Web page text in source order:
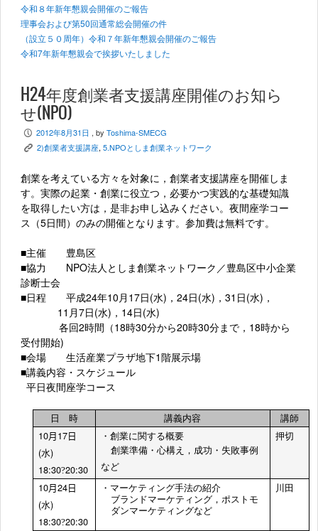
令和８年新年懇親会開催のご報告
理事会および第50回通常総会開催の件
（設立５０周年）令和７年新年懇親会開催のご報告
令和7年新年懇親会で挨拶いたしました
H24年度創業者支援講座開催のお知ら
せ(NPO)
P 2012年8月31日 , by Toshima-SMECG
K 2)創業者支援講座, 5.NPOとしま創業ネットワーク
創業を考えている方々を対象に，創業者支援講座を開催しま
す。実際の起業・創業に役立つ，必要かつ実践的な基礎知識
を取得したい方は，是非お申し込みください。夜間座学コー
ス（5日間）のみの開催となります。参加費は無料です。
■主催 豊島区
■協力 NPO法人としま創業ネットワーク／豊島区中小企業
診断士会
■日程 平成24年10月17日(水)，24日(水)，31日(水)，
11月7日(水)，14日(水)
各回2時間（18時30分から20時30分まで，18時から
受付開始)
■会場 生活産業プラザ地下1階展示場
■講義内容・スケジュール
平日夜間座学コース
日 時 講義内容 講師
10月 17日
(水)
18:30?20:30
・創業に関する概要
創業準備・心構え，成功・失敗事例
など
押切
10月 24日
(水)
18:30?20:30
・ マーケティング手法の紹介
ブランドマーケティング，ポストモ
ダンマーケティングなど
川田